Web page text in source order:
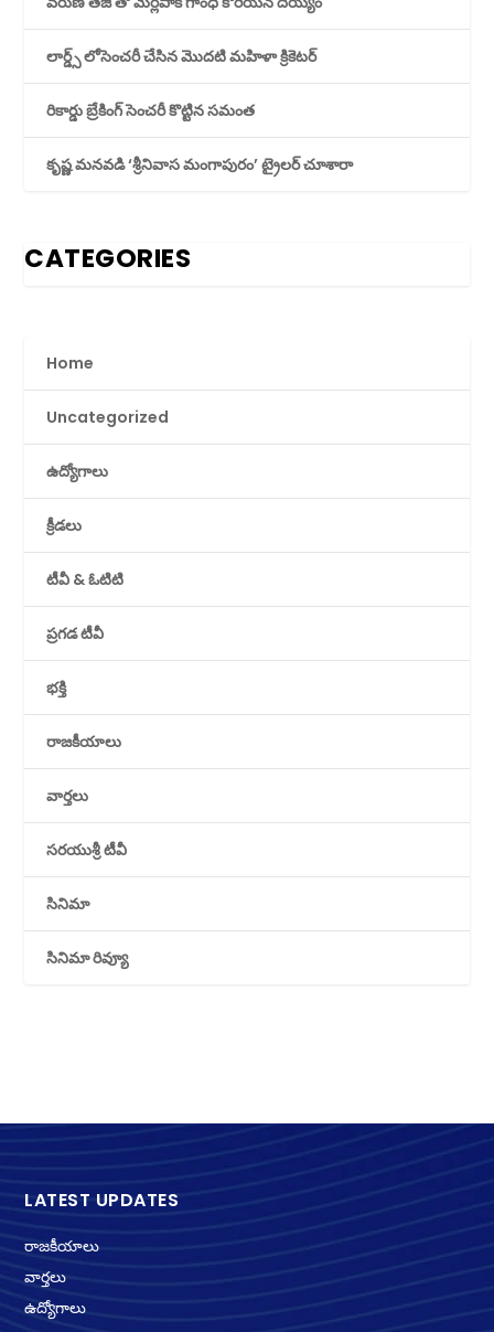
లార్డ్స్ లోసెంచరీ చేసిన మొదటి మహిళా క్రికెటర్
రికార్డు బ్రేకింగ్ సెంచరీ కొట్టిన సమంత
కృష్ణ మనవడి ‘శ్రీనివాస మంగాపురం’ ట్రైలర్ చూశారా
CATEGORIES
Home
Uncategorized
ఉద్యోగాలు
క్రీడలు
టీవీ & ఓటిటి
ప్రగడ టీవీ
భక్తి
రాజకీయాలు
వార్తలు
సరయుశ్రీ టీవీ
సినిమా
సినిమా రివ్యూ
LATEST UPDATES
రాజకీయాలు
వార్తలు
ఉద్యోగాలు